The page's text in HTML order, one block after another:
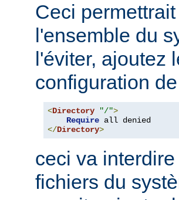
Ceci
l'ensemble du
l'éviter, ajoutez
configuration
<Directory "/">
Require
</Directory>
ceci va
fichiers du